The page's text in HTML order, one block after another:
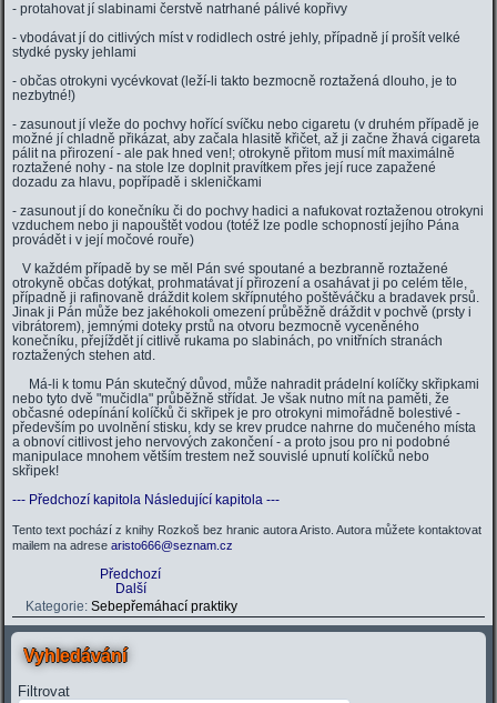
- protahovat jí slabinami čerstvě natrhané pálivé kopřivy
- vbodávat jí do citlivých míst v rodidlech ostré jehly, případně jí prošít velké
stydké pysky jehlami
- občas otrokyni vycévkovat (leží-li takto bezmocně roztažená dlouho, je to
nezbytné!)
- zasunout jí vleže do pochvy hořící svíčku nebo cigaretu (v druhém případě je
možné jí chladně přikázat, aby začala hlasitě křičet, až ji začne žhavá cigareta
pálit na přirození - ale pak hned ven!; otrokyně přitom musí mít maximálně
roztažené nohy - na stole lze doplnit pravítkem přes její ruce zapažené
dozadu za hlavu, popřípadě i skleničkami
- zasunout jí do konečníku či do pochvy hadici a nafukovat roztaženou otrokyni
vzduchem nebo ji napouštět vodou (totéž lze podle schopností jejího Pána
provádět i v její močové rouře)
V každém případě by se měl Pán své spoutané a bezbranně roztažené
otrokyně občas dotýkat, prohmatávat jí přirození a osahávat ji po celém těle,
případně ji rafinovaně dráždit kolem skřípnutého poštěváčku a bradavek prsů.
Jinak ji Pán může bez jakéhokoli omezení průběžně dráždit v pochvě (prsty i
vibrátorem), jemnými doteky prstů na otvoru bezmocně vyceněného
konečníku, přejíždět jí citlivě rukama po slabinách, po vnitřních stranách
roztažených stehen atd.
Má-li k tomu Pán skutečný důvod, může nahradit prádelní kolíčky skřipkami
nebo tyto dvě "mučidla" průběžně střídat. Je však nutno mít na paměti, že
občasné odepínání kolíčků či skřipek je pro otrokyni mimořádně bolestivé -
především po uvolnění stisku, kdy se krev prudce nahrne do mučeného místa
a obnoví citlivost jeho nervových zakončení - a proto jsou pro ni podobné
manipulace mnohem větším trestem než souvislé upnutí kolíčků nebo
skřipek!
--- Předchozí kapitola Následující kapitola ---
Tento text pochází z knihy Rozkoš bez hranic autora Aristo. Autora můžete kontaktovat
mailem na adresearisto666@seznam.cz
Předchozí
Další
Kategorie:Sebepřemáhací praktiky
Vyhledávání
Filtrovat